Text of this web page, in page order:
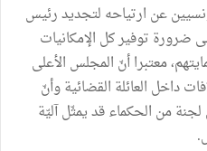
عن ارتياحه لتجديد رئيس
ضرورة توفير كل الإمكانيات
معتبرا أنّ المجلس الأعلى
داخل العائلة القضائية وأنّ
من الحكماء قد يمثّل آليّة